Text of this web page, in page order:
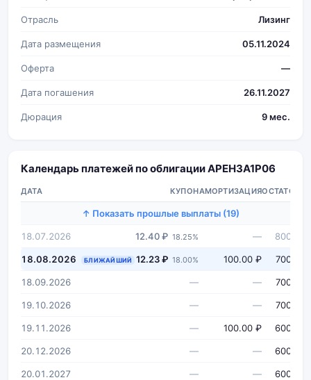
Отрасль Лизинг
Дата размещения 05.11.2024
Оферта —
Дата погашения 26.11.2027
Дюрация 9 мес.
Календарь платежей по облигации АРЕНЗА1Р06
ДАТА КУПОНАМОРТИЗАЦИЯОСТАТОК
↑ Показать прошлые выплаты (19)
18.07.2026 12.40 ₽ 18.25% — 800 ₽
18.08.2026 БЛИЖАЙШИЙ 12.23 ₽ 18.00% 100.00 ₽ 700 ₽
18.09.2026 — — 700 ₽
19.10.2026 — — 700 ₽
19.11.2026 — 100.00 ₽ 600 ₽
20.12.2026 — — 600 ₽
20.01.2027 — — 600 ₽